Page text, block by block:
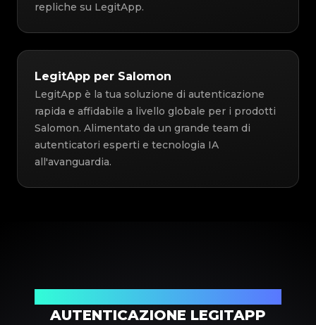
repliche su LegitApp.
LegitApp per Salomon
LegitApp è la tua soluzione di autenticazione
rapida e affidabile a livello globale per i prodotti
Salomon. Alimentato da un grande team di
autenticatori esperti e tecnologia IA
all'avanguardia.
AUTENTICAZIONE LEGITAPP